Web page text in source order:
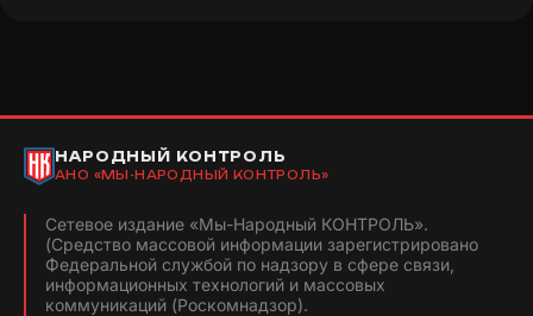
НАРОДНЫЙ КОНТРОЛЬ
АНО «МЫ-НАРОДНЫЙ КОНТРОЛЬ»
Сетевое издание «Мы-Народный КОНТРОЛЬ».
(Средство массовой информации зарегистрировано
Федеральной службой по надзору в сфере связи,
информационных технологий и массовых
коммуникаций (Роскомнадзор).